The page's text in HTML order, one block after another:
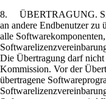
8. ÜBERTRAGUNG. Sie
an andere Endbenutzer zu
alle
Die Übertragung darf
Kommission. Vor der
übertragene